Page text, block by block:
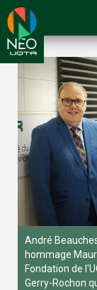
André
hommage
Fondation de
Gerry-Rochon